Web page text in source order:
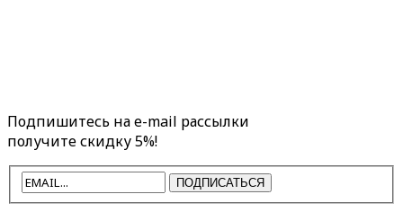
Подпишитесь на e-mail рассылки
получите скидку 5%!
ПОДПИСАТЬСЯ